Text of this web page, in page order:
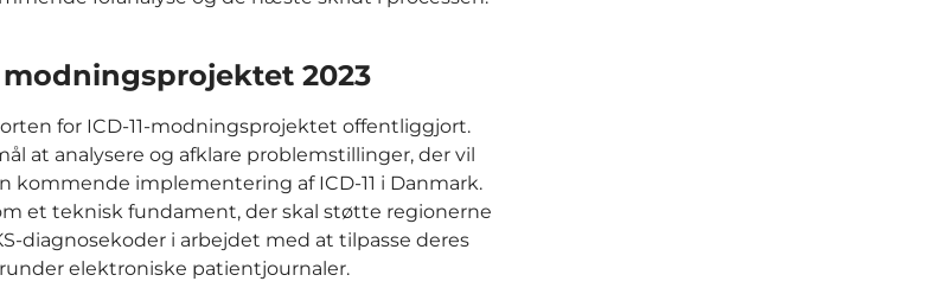
2023
for ICD-11-modningsprojektet offentliggjort.
at analysere og afklare problemstillinger, der vil
kommende implementering af ICD-11 i Danmark.
et teknisk fundament, der skal støtte regionerne
diagnosekoder i arbejdet med at tilpasse deres
elektroniske patientjournaler.